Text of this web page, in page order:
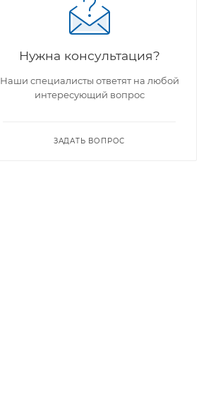
Нужна консультация?
Наши специалисты ответят на любой
интересующий вопрос
ЗАДАТЬ ВОПРОС